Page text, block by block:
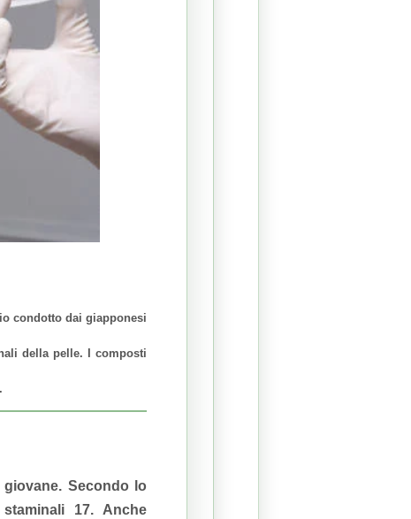
condotto dai giapponesi
della pelle. I composti
Secondo lo
17. Anche